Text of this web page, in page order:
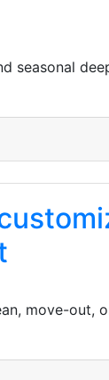
seasonal
move-out,